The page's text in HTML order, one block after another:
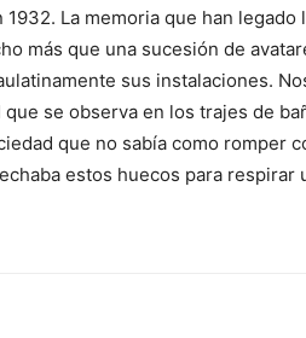
1932. La memoria que han
más que una sucesión de
sus instalaciones.
se observa en los trajes de
que no sabía como romper
estos huecos para respirar